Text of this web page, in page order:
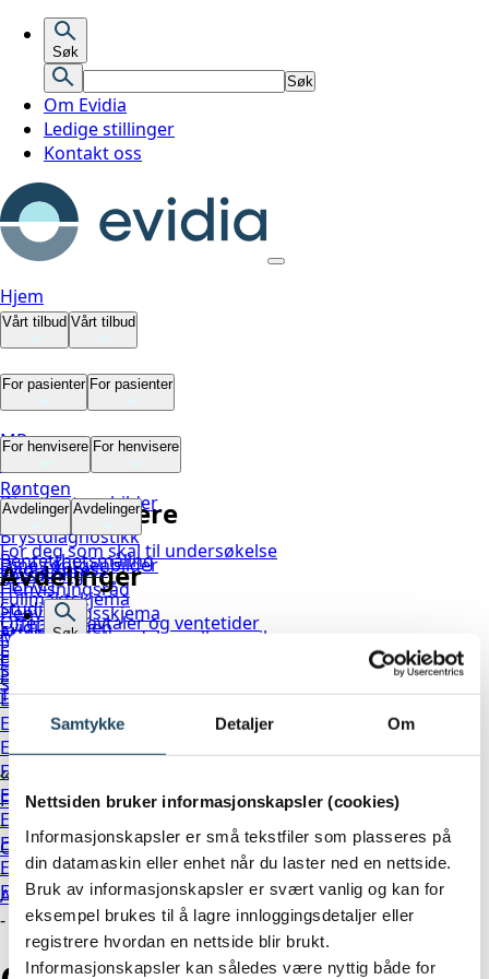
Samtykke Detaljer Om
Nettsiden bruker informasjonskapsler (cookies)
Informasjonskapsler er små tekstfiler som plasseres på
din datamaskin eller enhet når du laster ned en nettside.
Bruk av informasjonskapsler er svært vanlig og kan for
eksempel brukes til å lagre innloggingsdetaljer eller
registrere hvordan en nettside blir brukt.
Informasjonskapsler kan således være nyttig både for
Søk
Søk
Om Evidia
Ledige stillinger
Kontakt oss
Hjem
Vårt tilbud Vårt tilbud
Vårt tilbud
MR
CT
Røntgen
Ultralyd
Brystdiagnostikk
Bentetthetsmåling
PET/CT
Studier
Attester
Behandlinger
For pasienter For pasienter
For pasienter
Dine røntgenbilder
Forberedelser
For deg som skal til undersøkelse
Forsikring
Fullmaktskjema
Offentlige avtaler og ventetider
Prisliste
Spørsmål og svar
Timebestilling og endre
For henvisere For henvisere
For henvisere
Dine røntgenbilder
Henvisningsråd
Henvisningsskjema
Melding om hendelser eller avvik
Offentlige avtaler og ventetider
Spørreundersøkelse brukererfaring
Avdelinger Avdelinger
Avdelinger
Evidia Bergen
Evidia Bodø
Evidia Gjøvik
Evidia Lillesand
Evidia Lillestrøm
Evidia Oslo City
Evidia Oslo Frogner
Evidia Sandvika
Evidia Sarpsborg
Evidia Stavanger
Evidia Trondheim
Evidia Ålesund
Evidia Xpress
Søk
Kontakt oss
For pasienter
-
Offentlige avtaler og ventetider
-
Avtaler Vest
-